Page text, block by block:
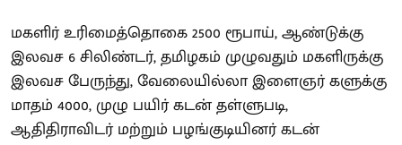
மகளிர் உரிமைத்தொகை 2500 ரூபாய், ஆண்டுக்கு
இலவச 6 சிலிண்டர், தமிழகம் முழுவதும் மகளிருக்கு
இலவச பேருந்து, வேலையில்லா இளைஞர் களுக்கு
மாதம் 4000, முழு பயிர் கடன் தள்ளுபடி,
ஆதிதிராவிடர் மற்றும் பழங்குடியினர் கடன்